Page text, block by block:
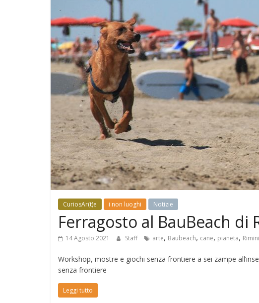
CuriosAr(t)e i non luoghi Notizie
Ferragosto al BauBeach di
14 Agosto 2021 Staff arte, Baubeach, cane, pianeta, Rimini
Workshop, mostre e giochi senza frontiere a sei zampe
senza frontiere
Leggi tutto